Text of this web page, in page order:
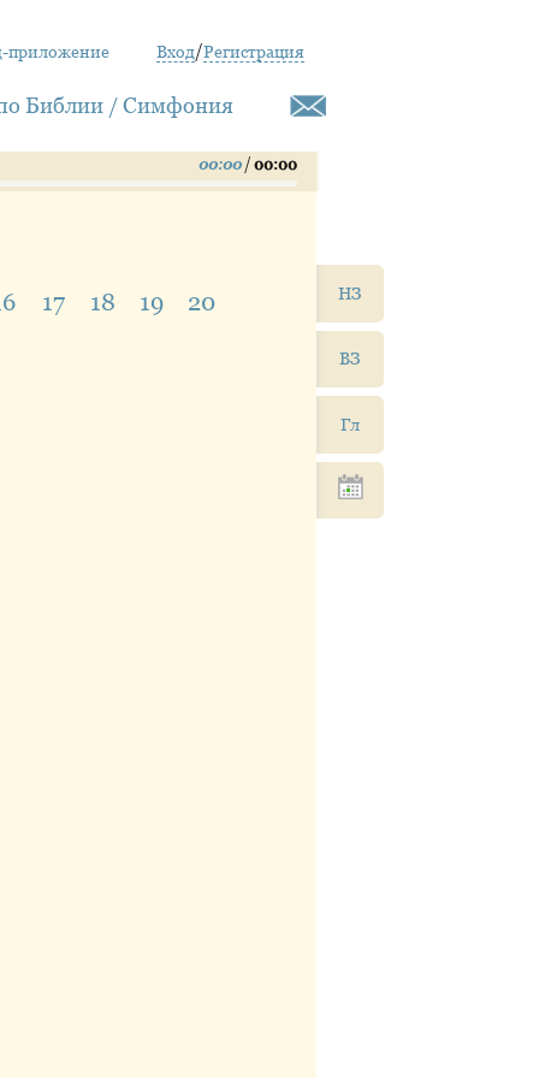
приложение Вход/Регистрация
Библии / Симфония
НЗ
ВЗ
Гл
00:00 / 00:00
17 18 19 20